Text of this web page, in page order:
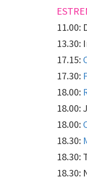
11.00:
13.30:
17.15:
17.30:
18.00:
18.00:
18.00:
18.30:
18.30:
18.30: